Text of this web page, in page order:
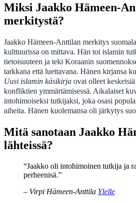
Miksi Jaakko Hämeen-
merkitystä?
Jaakko Hämeen-Anttilan merkitys
kulttuurissa on mittava. Hän toi islamin
tietoisuuteen ja teki Koraanin
tarkkana että luettavana. Hänen kirjansa
Uusi islamin käsikirja ovat olleet
konfliktien ymmärtämisessä. Aikalaiset
intohimoiseksi tutkijaksi, joka osasi
aiheita. Hänen kuolemansa oli järkytys
Mitä sanotaan Jaakko
lähteissä?
“Jaakko oli intohimoinen tutkija ja
perheenisä.”
– Virpi Hämeen-Anttila Ylelle